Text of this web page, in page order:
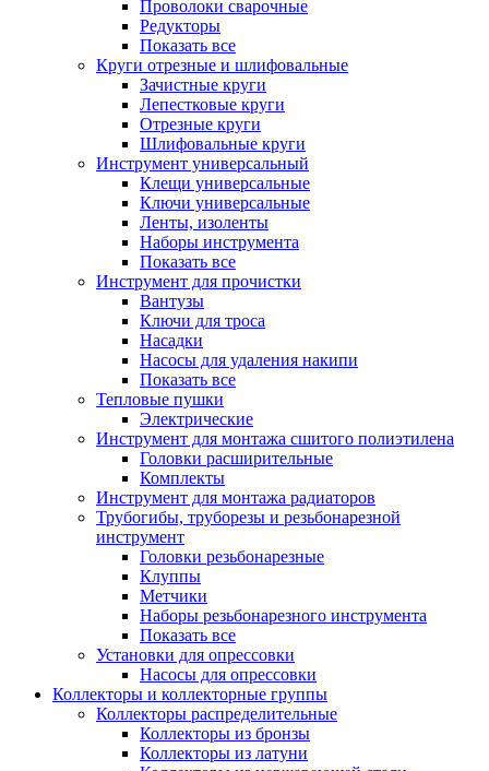
Проволоки сварочные
Редукторы
Показать все
Круги отрезные и шлифовальные
Зачистные круги
Лепестковые круги
Отрезные круги
Шлифовальные круги
Инструмент универсальный
Клещи универсальные
Ключи универсальные
Ленты, изоленты
Наборы инструмента
Показать все
Инструмент для прочистки
Вантузы
Ключи для троса
Насадки
Насосы для удаления накипи
Показать все
Тепловые пушки
Электрические
Инструмент для монтажа сшитого полиэтилена
Головки расширительные
Комплекты
Инструмент для монтажа радиаторов
Трубогибы, труборезы и резьбонарезной
инструмент
Головки резьбонарезные
Клуппы
Метчики
Наборы резьбонарезного инструмента
Показать все
Установки для опрессовки
Насосы для опрессовки
Коллекторы и коллекторные группы
Коллекторы распределительные
Коллекторы из бронзы
Коллекторы из латуни